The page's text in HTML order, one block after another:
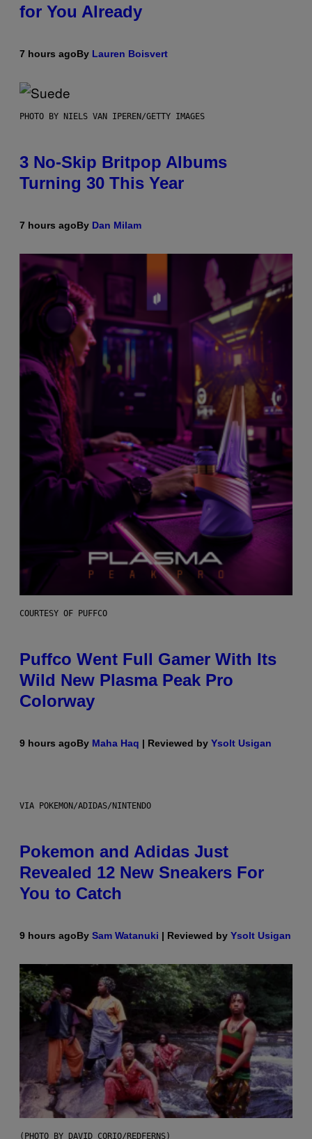
for You Already
7 hours agoBy Lauren Boisvert
PHOTO BY NIELS VAN IPEREN/GETTY IMAGES
3 No-Skip Britpop Albums
Turning 30 This Year
7 hours agoBy Dan Milam
COURTESY OF PUFFCO
Puffco Went Full Gamer With Its
Wild New Plasma Peak Pro
Colorway
9 hours agoBy Maha Haq | Reviewed by Ysolt Usigan
VIA POKEMON/ADIDAS/NINTENDO
Pokemon and Adidas Just
Revealed 12 New Sneakers For
You to Catch
9 hours agoBy Sam Watanuki | Reviewed by Ysolt Usigan
(PHOTO BY DAVID CORIO/REDFERNS)